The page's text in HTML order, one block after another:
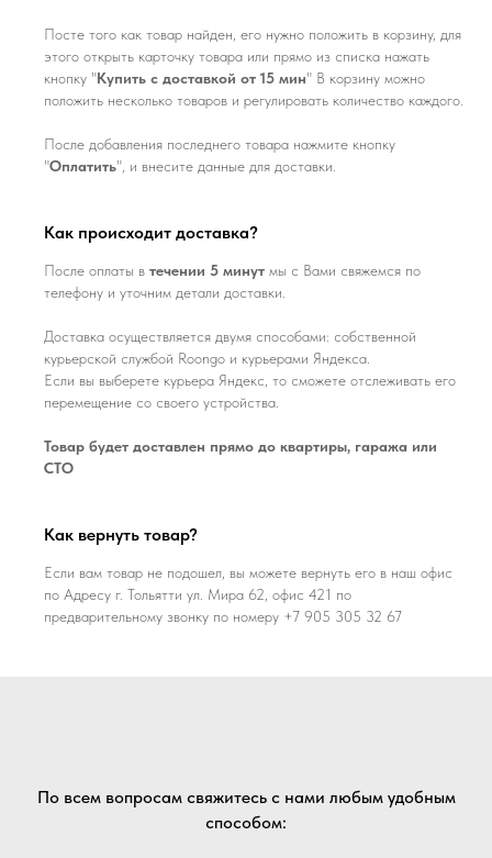
Посте того как товар найден, его нужно положить в корзину, для
этого открыть карточку товара или прямо из списка нажать
кнопку "Купить с доставкой от 15 мин" В корзину можно
положить несколько товаров и регулировать количество каждого.
После добавления последнего товара нажмите кнопку
"Оплатить", и внесите данные для доставки.
Как происходит доставка?
После оплаты в течении 5 минут мы с Вами свяжемся по
телефону и уточним детали доставки.
Доставка осуществляется двумя способами: собственной
курьерской службой Roongo и курьерами Яндекса.
Если вы выберете курьера Яндекс, то сможете отслеживать его
перемещение со своего устройства.
Товар будет доставлен прямо до квартиры, гаража или
СТО
Как вернуть товар?
Если вам товар не подошел, вы можете вернуть его в наш офис
по Адресу г. Тольятти ул. Мира 62, офис 421 по
предварительному звонку по номеру +7 905 305 32 67
По всем вопросам свяжитесь с нами любым удобным
способом: